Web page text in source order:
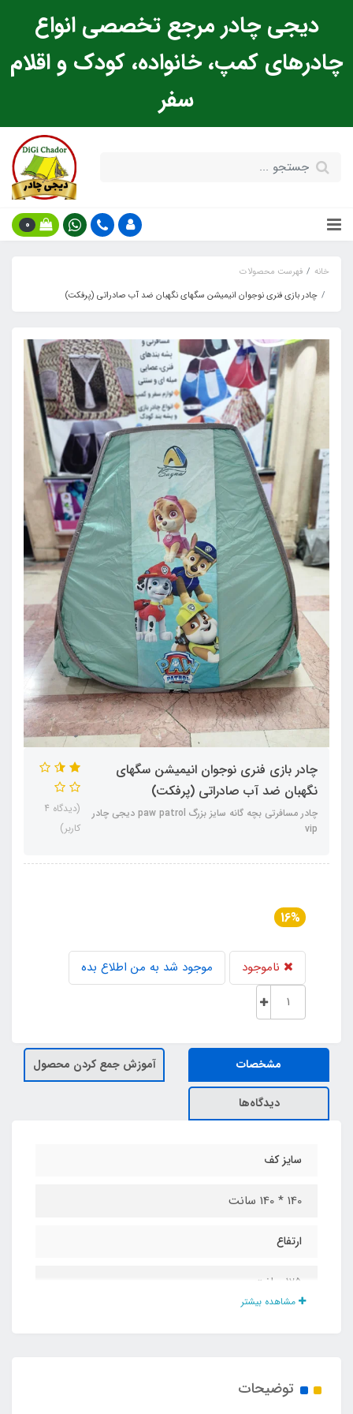
دیجی چادر مرجع تخصصی انواع
چادرهای کمپ، خانواده، کودک و اقلام
سفر
0
خانه
فهرست محصولات
چادر بازی فنری نوجوان انیمیشن سگهای نگهبان ضد آب صادراتی (پرفکت)
چادر بازی فنری نوجوان انیمیشن سگهای
نگهبان ضد آب صادراتی (پرفکت)
چادر مسافرتی بچه گانه سایز بزرگ paw patrol دیجی چادر
vip
(دیدگاه 4
کاربر)
16%
ناموجود موجود شد به من اطلاع بده
مشخصات آموزش جمع کردن محصول
دیدگاه‌ها
سایز کف
140 * 140 سانت
ارتفاع
125 سانت
مشاهده بیشتر
توضیحات